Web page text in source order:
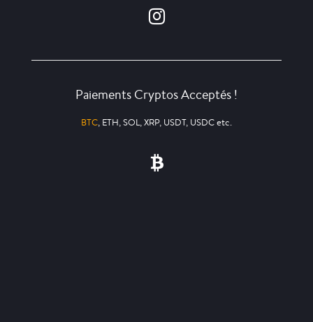
Paiements Cryptos Acceptés !
BTC, ETH, SOL, XRP, USDT, USDC etc.